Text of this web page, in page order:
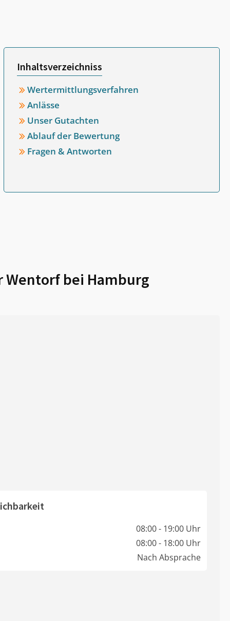
Inhaltsverzeichniss
Wertermittlungsverfahren
Anlässe
Unser Gutachten
Ablauf der Bewertung
Fragen & Antworten
Wentorf bei Hamburg
08:00 - 19:00 Uhr
08:00 - 18:00 Uhr
Nach Absprache